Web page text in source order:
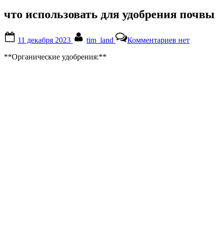
что использовать для удобрения почвы
on
11 декабря 2023 tim_land Комментариевзаписи
нет
**Органические удобрения:**